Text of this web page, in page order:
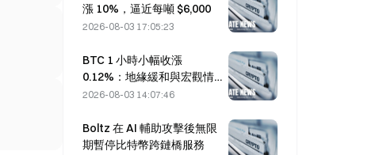
漲 10%，逼近每噸 $6,000
2026-08-03 17:05:23
BTC 1 小時小幅收漲
0.12%：地緣緩和與宏觀情
緒共振推動短線反彈
2026-08-03 14:07:46
Boltz 在 AI 輔助攻擊後無限
期暫停比特幣跨鏈橋服務